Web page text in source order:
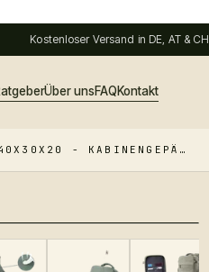
Kostenloser Versand in DE, AT & CH
Über unsFAQKontakt
40X30X20 - KABINENGEPÄ…
30%